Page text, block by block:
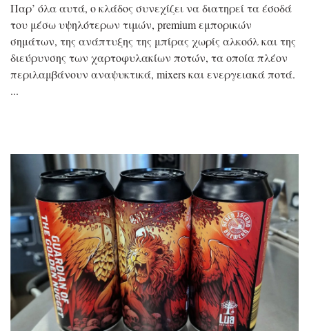
Παρ’ όλα αυτά, ο κλάδος συνεχίζει να διατηρεί τα έσοδά
του μέσω υψηλότερων τιμών, premium εμπορικών
σημάτων, της ανάπτυξης της μπίρας χωρίς αλκοόλ και της
διεύρυνσης των χαρτοφυλακίων ποτών, τα οποία πλέον
περιλαμβάνουν αναψυκτικά, mixers και ενεργειακά ποτά.